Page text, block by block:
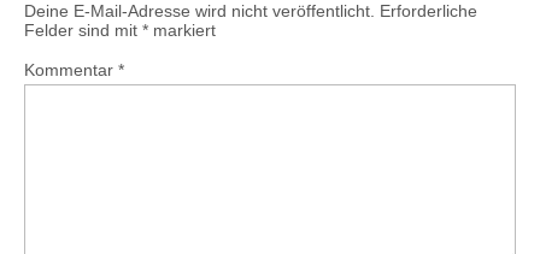
Deine E-Mail-Adresse wird nicht veröffentlicht. Erforderliche
Felder sind mit * markiert
Kommentar *